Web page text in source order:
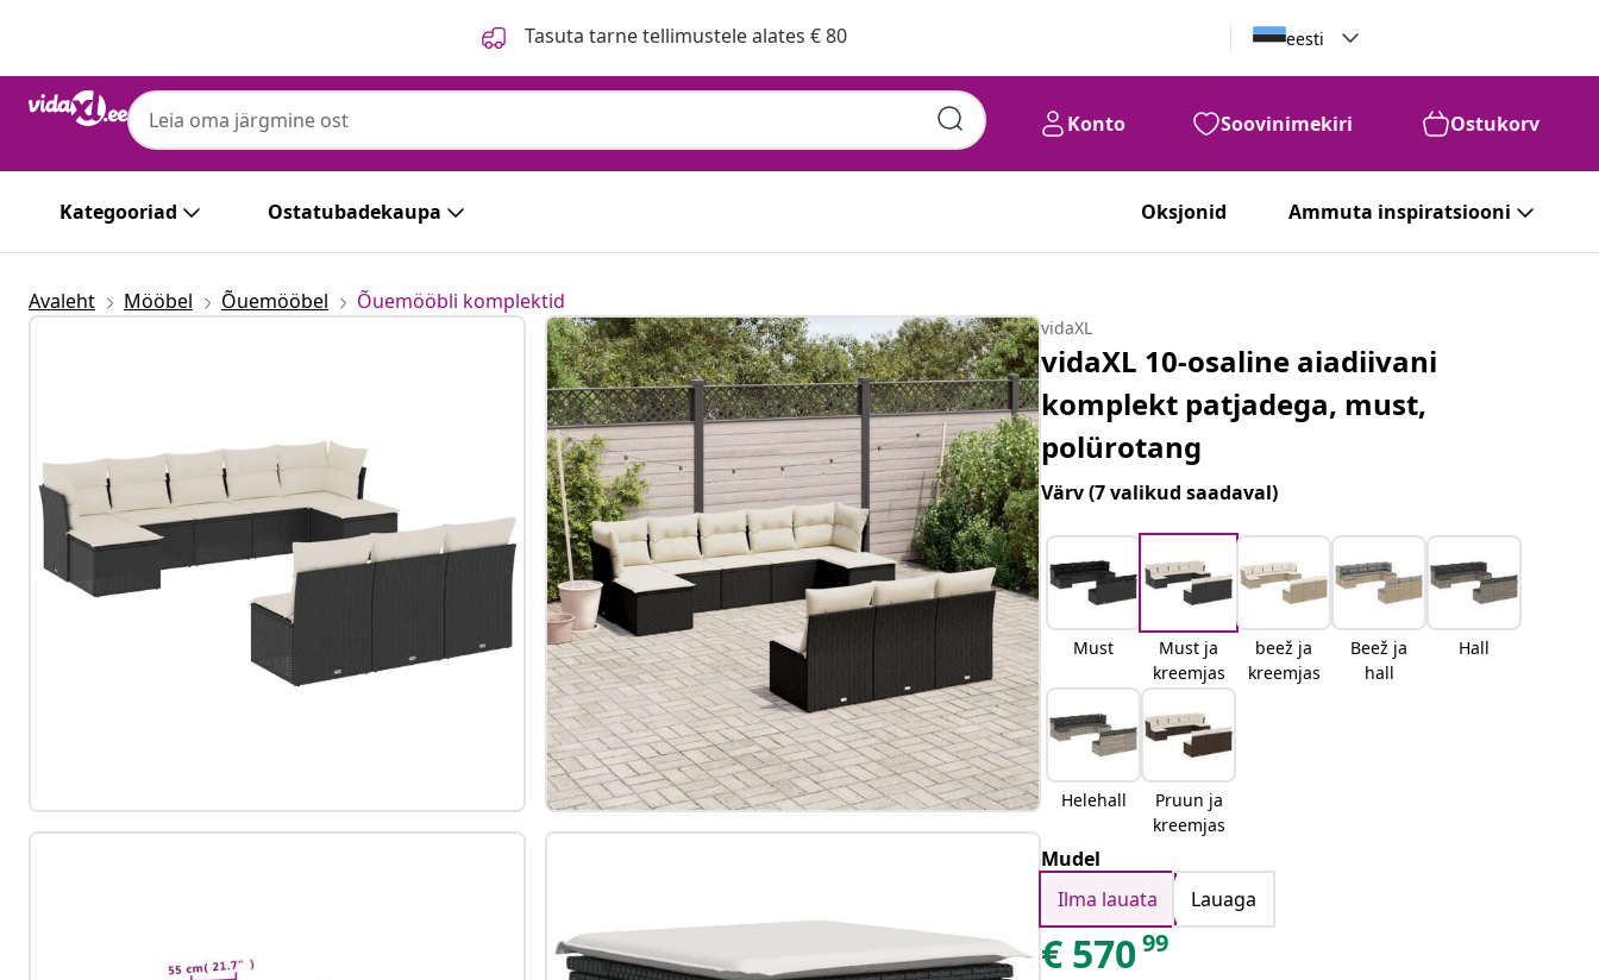
Tasuta tarne tellimustele alates € 80 eesti
Konto Soovinimekiri Ostukorv
Kategooriad Ostatubadekaupa Oksjonid Ammuta inspiratsiooni
Avaleht Mööbel Õuemööbel Õuemööbli komplektid
vidaXL
vidaXL 10-osaline aiadiivani
komplekt patjadega, must,
polürotang
Värv(7 valikud saadaval)
Must
Must ja
kreemjas
beež ja
kreemjas
Beež ja
hall
Hall
Helehall
Pruun ja
kreemjas
Mudel
Ilma lauata
Lauaga
€ 57099